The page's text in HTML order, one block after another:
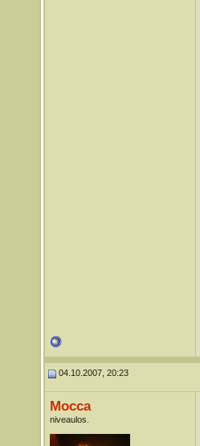
04.10.2007, 20:23
Mocca
niveaulos.